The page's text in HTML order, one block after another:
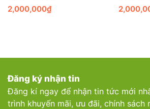
2,000,000₫
Đăng ký nhận tin
Đăng kí ngay để nhận tin tức mới
trình khuyến mãi, ưu đãi, chính sách